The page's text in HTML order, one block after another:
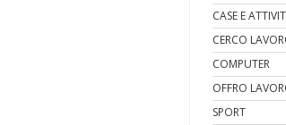
CASE E
CERCO
COMPUTER
OFFRO
SPORT